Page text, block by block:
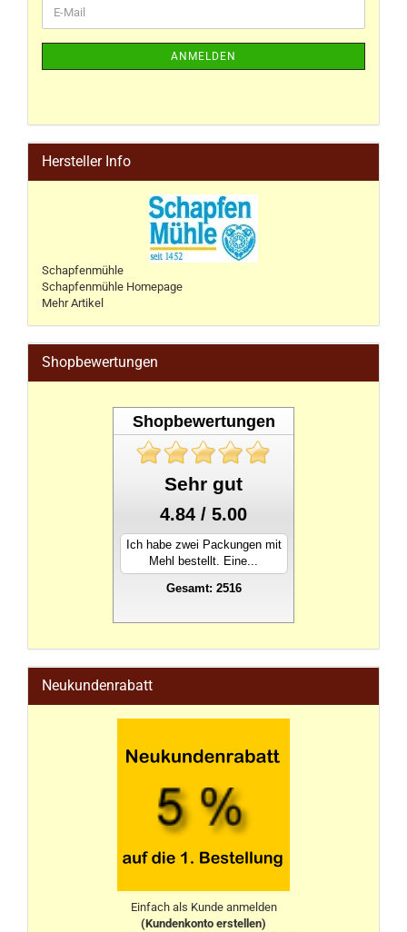
ANMELDEN
Hersteller Info
Schapfenmühle
Schapfenmühle Homepage
Mehr Artikel
Shopbewertungen
Shopbewertungen
Sehr gut
4.84 / 5.00
Ich habe zwei Packungen mit
Mehl bestellt. Eine...
Gesamt: 2516
Neukundenrabatt
Einfach als Kunde anmelden
(Kundenkonto erstellen)